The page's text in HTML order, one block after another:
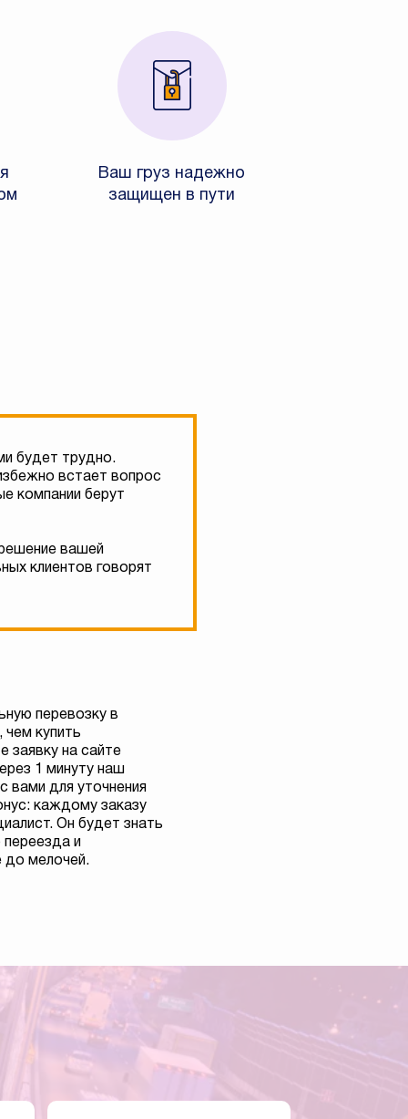
Ваш груз надежно
защищен в пути
будет трудно.
встает вопрос
компании берут
вашей
клиентов говорят
перевозку в
купить
заявку на сайте
1 минуту наш
вами для уточнения
каждому заказу
Он будет знать
переезда и
до мелочей.